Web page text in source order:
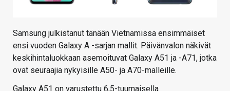
Samsung julkistanut tänään Vietnamissa ensimmäiset
ensi vuoden Galaxy A -sarjan mallit. Päivänvalon näkivät
keskihintaluokkaan asemoituvat Galaxy A51 ja -A71, jotka
ovat seuraajia nykyisille A50- ja A70-malleille.
Galaxy A51 on varustettu 6,5-tuumaisella